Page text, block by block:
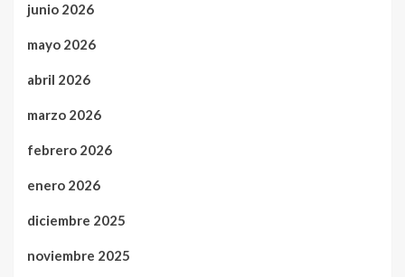
junio 2026
mayo 2026
abril 2026
marzo 2026
febrero 2026
enero 2026
diciembre 2025
noviembre 2025